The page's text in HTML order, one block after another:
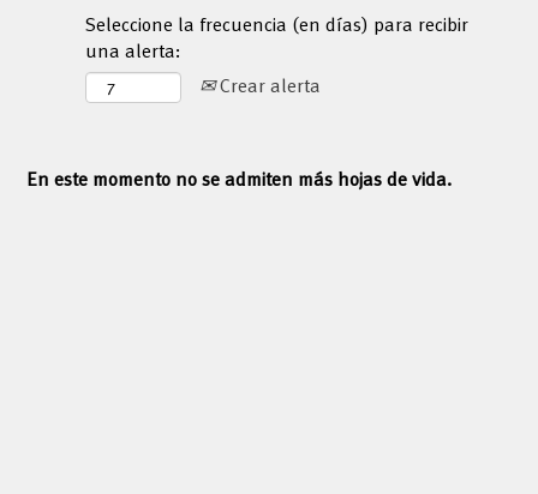
Seleccione la frecuencia (en días) para recibir
una alerta:
Crear alerta
En este momento no se admiten más hojas de vida.